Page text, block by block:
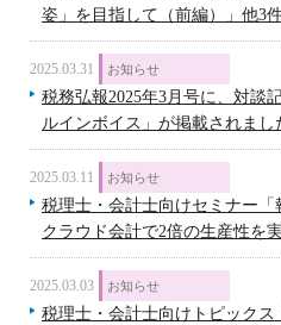
姿」を目指して（前編）」他3
2025.03.31 お知らせ
税務弘報2025年3月号に、対談
ルインボイス」が掲載されまし
2025.03.11 お知らせ
税理士・会計士向けセミナー
クラウド会計で2倍の生産性を
2025.03.03 お知らせ
税理士・会計士向けトピック